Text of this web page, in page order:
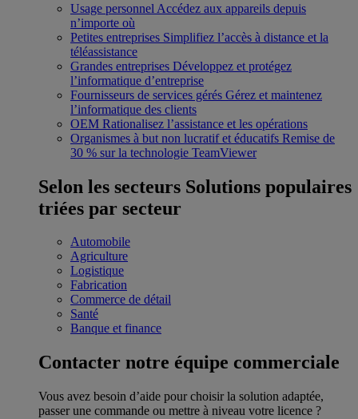
Usage personnel Accédez aux appareils depuis
n’importe où
Petites entreprises Simplifiez l’accès à distance et la
téléassistance
Grandes entreprises Développez et protégez
l’informatique d’entreprise
Fournisseurs de services gérés Gérez et maintenez
l’informatique des clients
OEM Rationalisez l’assistance et les opérations
Organismes à but non lucratif et éducatifs Remise de
30 % sur la technologie TeamViewer
Selon les secteurs Solutions populaires
triées par secteur
Automobile
Agriculture
Logistique
Fabrication
Commerce de détail
Santé
Banque et finance
Contacter notre équipe commerciale
Vous avez besoin d’aide pour choisir la solution adaptée,
passer une commande ou mettre à niveau votre licence ?